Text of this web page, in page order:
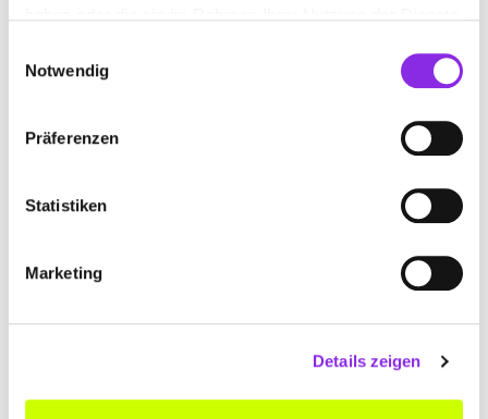
Notwendig
Präferenzen
Statistiken
Marketing
Details zeigen
STEUERBERATER SOZIETÄT
| 36304 Alsfeld DE
+49669896060